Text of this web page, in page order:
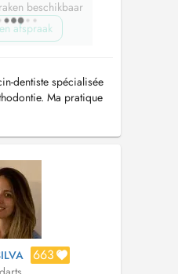
beschikbaar
afspraak
dentiste spécialisée
Ma pratique
adolescents et aux
douce, préventive
patient et de sa
des soi...
663